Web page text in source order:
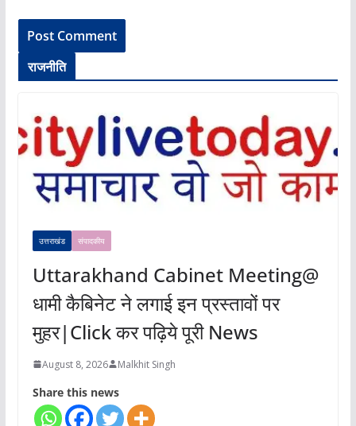
राजनीति
उत्तराखंड संपादकीय
Uttarakhand Cabinet Meeting@
धामी कैबिनेट ने लगाई इन प्रस्तावों पर
मुहर|Click कर पढ़िये पूरी News
August 8, 2026 Malkhit Singh
Share this news